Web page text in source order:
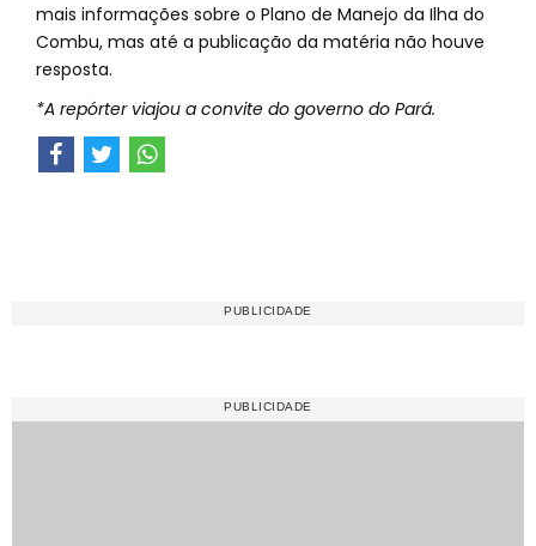
mais informações sobre o Plano de Manejo da Ilha do
Combu, mas até a publicação da matéria não houve
resposta.
*A repórter viajou a convite do governo do Pará.